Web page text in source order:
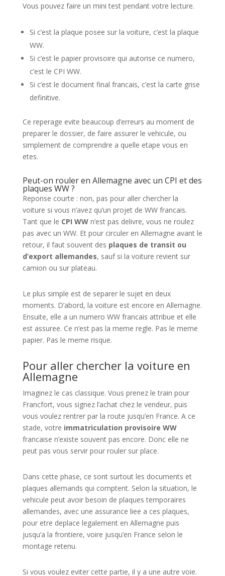
Vous pouvez faire un mini test pendant votre lecture.
Si c’est la plaque posee sur la voiture, c’est la plaque
WW.
Si c’est le papier provisoire qui autorise ce numero,
c’est le CPI WW.
Si c’est le document final francais, c’est la carte grise
definitive.
Ce reperage evite beaucoup d’erreurs au moment de
preparer le dossier, de faire assurer le vehicule, ou
simplement de comprendre a quelle etape vous en
etes.
Peut-on rouler en Allemagne avec un CPI et des
plaques WW ?
Reponse courte : non, pas pour aller chercher la
voiture si vous n’avez qu’un projet de WW francais.
Tant que le CPI WWn’est pas delivre, vous ne roulez
pas avec un WW. Et pour circuler en Allemagne avant le
retour, il faut souvent des plaques de transit ou
d’export allemandes, sauf si la voiture revient sur
camion ou sur plateau.
Le plus simple est de separer le sujet en deux
moments. D’abord, la voiture est encore en Allemagne.
Ensuite, elle a un numero WW francais attribue et elle
est assuree. Ce n’est pas la meme regle. Pas le meme
papier. Pas le meme risque.
Pour aller chercher la voiture en
Allemagne
Imaginez le cas classique. Vous prenez le train pour
Francfort, vous signez l’achat chez le vendeur, puis
vous voulez rentrer par la route jusqu’en France. A ce
stade, votre immatriculation provisoire WW
francaise n’existe souvent pas encore. Donc elle ne
peut pas vous servir pour rouler sur place.
Dans cette phase, ce sont surtout les documents et
plaques allemands qui comptent. Selon la situation, le
vehicule peut avoir besoin de plaques temporaires
allemandes, avec une assurance liee a ces plaques,
pour etre deplace legalement en Allemagne puis
jusqu’a la frontiere, voire jusqu’en France selon le
montage retenu.
Si vous voulez eviter cette partie, il y a une autre voie.